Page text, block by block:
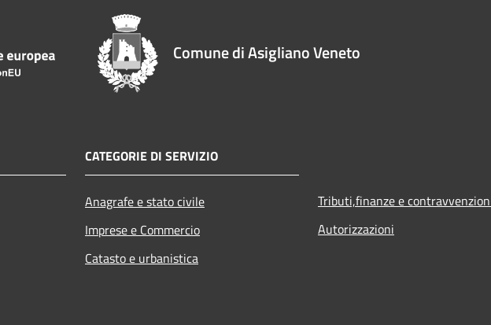
Comune di Asigliano Veneto
CATEGORIE DI SERVIZIO
Anagrafe e stato civile
Imprese e Commercio
Catasto e urbanistica
Tributi,finanze e
Autorizzazioni